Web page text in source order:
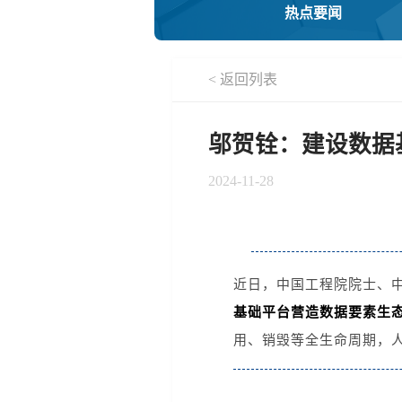
热点要闻
< 返回列表
邬贺铨：建设数
2024-11-28
近日，中国工程院院士、
基础平台营造数据要素生
用、销毁等全生命周期，